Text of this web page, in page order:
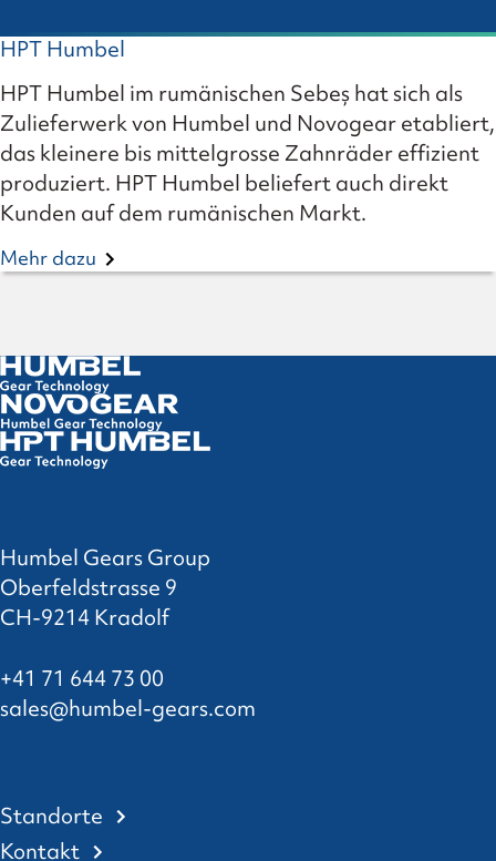
HPT Humbel
HPT Humbel im rumänischen Sebeș hat sich als
Zulieferwerk von Humbel und Novogear etabliert,
das kleinere bis mittelgrosse Zahnräder effizient
produziert. HPT Humbel beliefert auch direkt
Kunden auf dem rumänischen Markt.
Mehr dazu
Humbel Gears Group
Oberfeldstrasse 9
CH-9214 Kradolf
+41 71 644 73 00
sales@humbel-gears.com
Standorte
Kontakt